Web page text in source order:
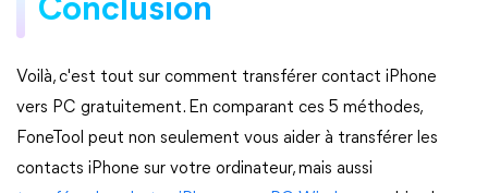
Conclusion
Voilà, c'est tout sur comment transférer contact iPhone
vers PC gratuitement. En comparant ces 5 méthodes,
FoneTool peut non seulement vous aider à transférer les
contacts iPhone sur votre ordinateur, mais aussi